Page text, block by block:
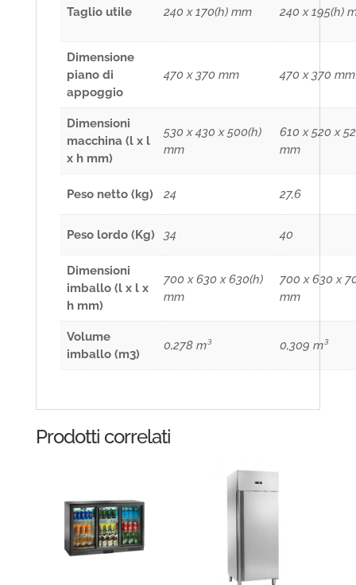
Taglio utile 240 x 170(h) mm 240 x 195(h)
Dimensione
piano di
appoggio
470 x 370 mm 470 x 370 mm
Dimensioni
macchina (l x l
x h mm)
530 x 430 x 500(h)
mm
610 x 520 x
mm
Peso netto (kg) 24 27,6
Peso lordo (Kg) 34 40
Dimensioni
imballo (l x l x
h mm)
700 x 630 x 630(h)
mm
700 x 630 x
mm
Volume
imballo (m3)
0,278 m³ 0,309 m³
Prodotti correlati